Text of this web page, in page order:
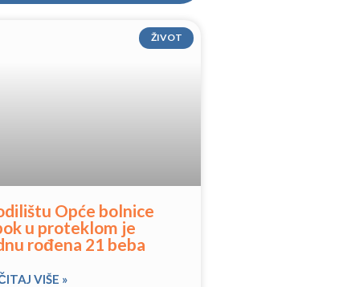
ŽIVOT
Opće bolnice
u proteklom je
rođena 21 beba
VIŠE »